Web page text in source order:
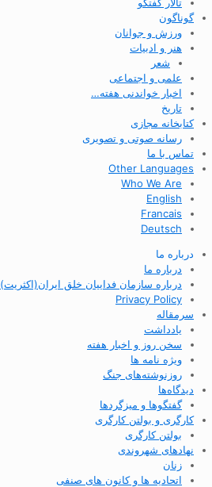
گوناگون
ورزش و جوانان
هنر و ادبیات
شعر
علمی و اجتماعی
اخبار خواندنی هفته…
تاریخ
کتابخانه مجازی
رسانه صوتی و تصویری
تماس با ما
Other Languages
Who We Are
English
Francais
Deutsch
درباره ما
درباره ما
درباره سازمان فداییان خلق ایران(اکثریت)
Privacy Policy
سرمقاله
یادداشت
سخن روز و اخبار هفته
ویژه نامه ها
روزنوشته‌های جنگ
دیدگاه‌ها
گفتگوها و میزگردها
کارگری و بولتن کارگری
بولتن کارگری
نهادهای شهروندی
زنان
اتحادیه ها و کانون های صنفی